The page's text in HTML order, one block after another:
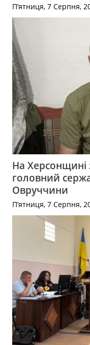
П’ятниця, 7 Серпня,
На Херсонщині
головний
Овруччини
П’ятниця, 7 Серпня,